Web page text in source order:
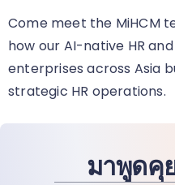
Come meet the MiHCM
how our AI-native HR
enterprises across Asia
strategic HR operations.
มาพูดคุ